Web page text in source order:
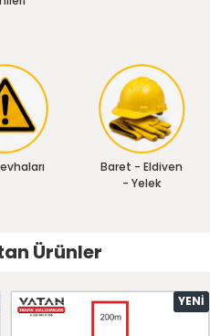
Baret - Eldiven
- Yelek
Ürünler
YENI